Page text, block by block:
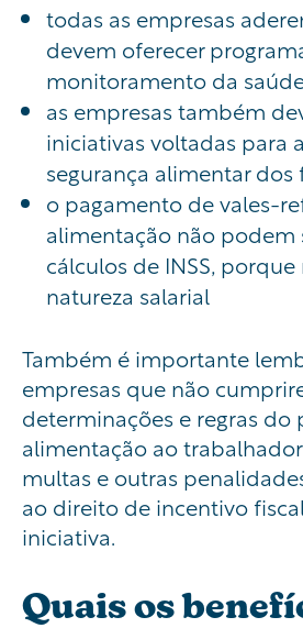
todas as empresas
devem oferecer
monitoramento da
as empresas também
iniciativas voltadas para
segurança alimentar dos
o pagamento de vales-
alimentação não podem
cálculos de INSS,
natureza salarial
Também é importante
empresas que não
determinações e regras do
alimentação ao
multas e outras
ao direito de incentivo
iniciativa.
Quais os